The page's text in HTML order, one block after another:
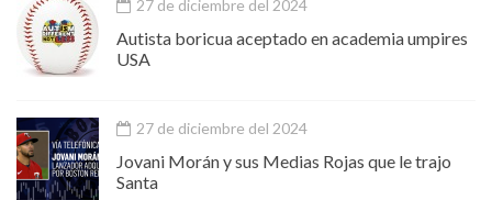
27 de diciembre del 2024
Autista boricua aceptado en academia umpires
USA
27 de diciembre del 2024
Jovani Morán y sus Medias Rojas que le trajo
Santa